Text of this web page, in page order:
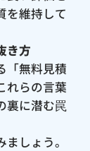
を維持して
き方
「無料見積
れらの言葉
裏に潜む罠
しょう。